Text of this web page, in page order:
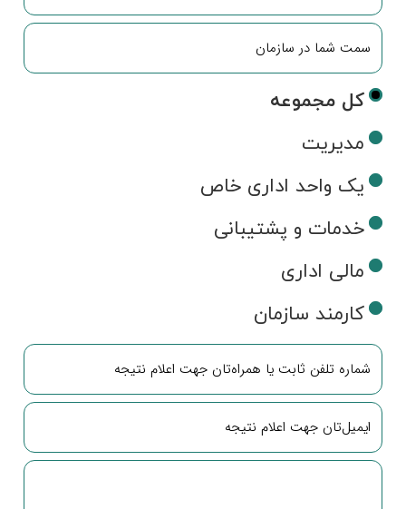
کل مجموعه
مدیریت
یک واحد اداری خاص
خدمات و پشتیبانی
مالی اداری
کارمند سازمان